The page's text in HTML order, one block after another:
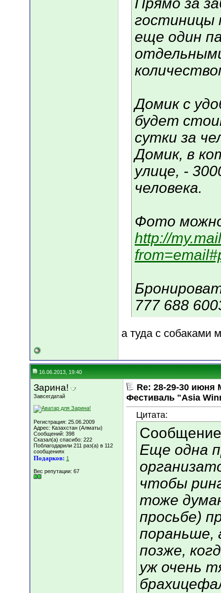
Прямо за
гостиницы
еще один
Домик с
будет
сутки за
Домик, в
улице, -
человека.
Фото
http://
777 688
а туда с собаками
16.06.2013, 19:40
Зарина!
Завсегдатай
Регистрация: 25.06.2009
Адрес: Казахстан (Алматы)
Сообщений: 398
Сказал(а) спасибо: 222
Поблагодарили 211 раз(а) в 112
сообщениях
Подарков: 1
Вес репутации: 67
Re: 28-29-30 июня
Фестиваль "Asia
Цитата:
Еще одна
чтобы
тоже
просьбе)
пораньше,
позже,
уж очень